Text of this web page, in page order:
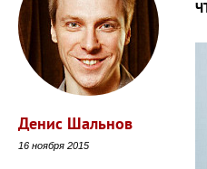
Денис Шальнов
16 ноября 2015